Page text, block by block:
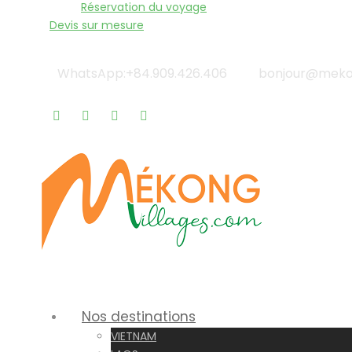
Réservation du voyage
Devis sur mesure
WhatsApp:+84.909.426.406
Nos destinations
VIETNAM